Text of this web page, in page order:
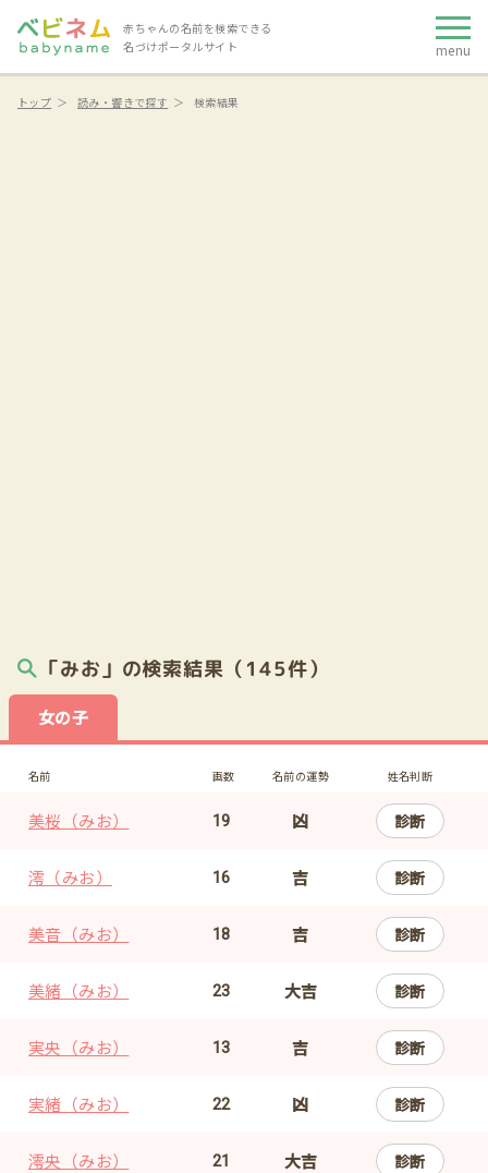
赤ちゃんの名前を検索できる
名づけポータルサイト
menu
トップ 読み・響きで探す 検索結果
「みお」の検索結果（145件）
女の子
名前 画数 名前の運勢 姓名判断
美桜（みお） 19 凶 診断
澪（みお） 16 吉 診断
美音（みお） 18 吉 診断
美緒（みお） 23 大吉 診断
実央（みお） 13 吉 診断
実緒（みお） 22 凶 診断
澪央（みお） 21 大吉 診断